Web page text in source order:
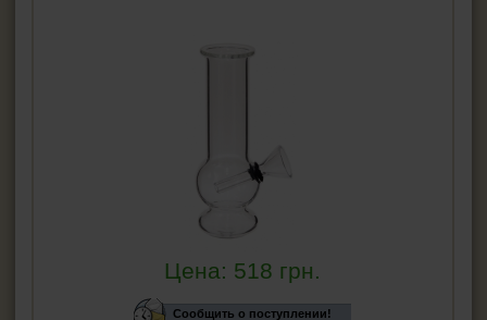
Цена: 518 грн.
Сообщить о поступлении!
Аксессуары для даббинга Wax-Oil
Трубка для курения маленькие